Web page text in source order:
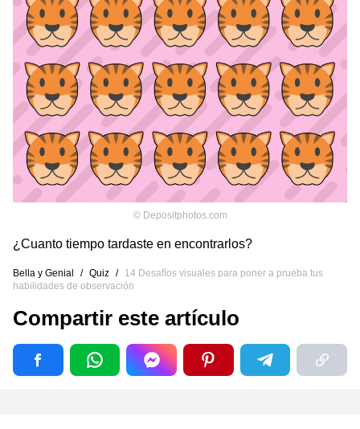
© Depositphotos.com
¿Cuanto tiempo tardaste en encontrarlos?
Bella y Genial / Quiz /
14 Desafíos visuales para poner a prueba tus
habilidades de observación
Compartir este artículo